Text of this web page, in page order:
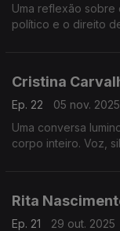
Uma reflexão sobre
político e o direito
Cristina
Ep. 22
05 nov. 2025
Uma conversa
corpo inteiro. Voz,
Rita
Ep. 21
29 out. 2025